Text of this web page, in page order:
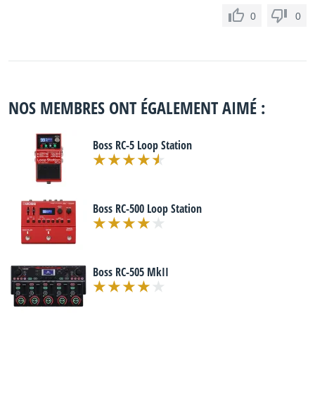
0 0
NOS MEMBRES ONT ÉGALEMENT AIMÉ :
Boss RC-5 Loop Station
Boss RC-500 Loop Station
Boss RC-505 MkII